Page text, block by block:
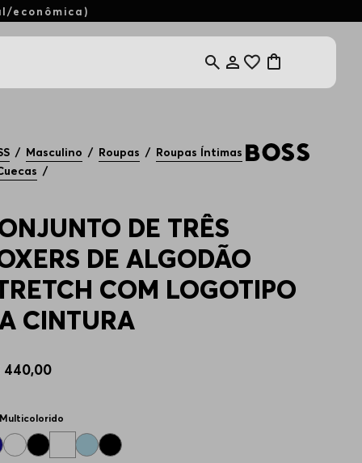
econômica)
Masculino Roupas
Roupas Íntimas
DE TRÊS
DE ALGODÃO
COM LOGOTIPO
CINTURA
440,00
Multicolorido